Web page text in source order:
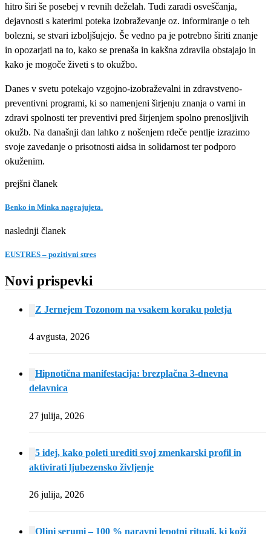
hitro širi še posebej v revnih deželah. Tudi zaradi osveščanja,
dejavnosti s katerimi poteka izobraževanje oz. informiranje o teh
bolezni, se stvari izboljšujejo. Še vedno pa je potrebno širiti znanje
in opozarjati na to, kako se prenaša in kakšna zdravila obstajajo in
kako je mogoče živeti s to okužbo.
Danes v svetu potekajo vzgojno-izobraževalni in zdravstveno-
preventivni programi, ki so namenjeni širjenju znanja o varni in
zdravi spolnosti ter preventivi pred širjenjem spolno prenosljivih
okužb. Na današnji dan lahko z nošenjem rdeče pentlje izrazimo
svoje zavedanje o prisotnosti aidsa in solidarnost ter podporo
okuženim.
prejšni članek
Benko in Minka nagrajujeta.
naslednji članek
EUSTRES – pozitivni stres
Novi prispevki
Z Jernejem Tozonom na vsakem koraku poletja
4 avgusta, 2026
Hipnotična manifestacija: brezplačna 3-dnevna
delavnica
27 julija, 2026
5 idej, kako poleti urediti svoj zmenkarski profil in
aktivirati ljubezensko življenje
26 julija, 2026
Oljni serumi – 100 % naravni lepotni rituali, ki koži